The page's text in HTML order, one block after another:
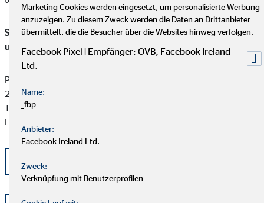
Schlichtungsstelle für gewerbliche Versicherungs-, Anlage-
und Kreditvermittlung
Postfach 101424
20009 Hamburg
Tel: +49 (0) 40 -696 508 - 90
Fax: +49 (0) 40 - 696 508 -91
kontakt@schlichtung-finanzberatung.de
Marketing Cookies werden eingesetzt, um personalisierte Werbung
anzuzeigen. Zu diesem Zweck werden die Daten an Drittanbieter
übermittelt, die die Besucher über die Websites hinweg verfolgen.
Facebook Pixel | Empfänger: OVB, Facebook Ireland
Ltd.
Name:
_fbp
Anbieter:
Facebook Ireland Ltd.
Zweck:
Verknüpfung mit Benutzerprofilen